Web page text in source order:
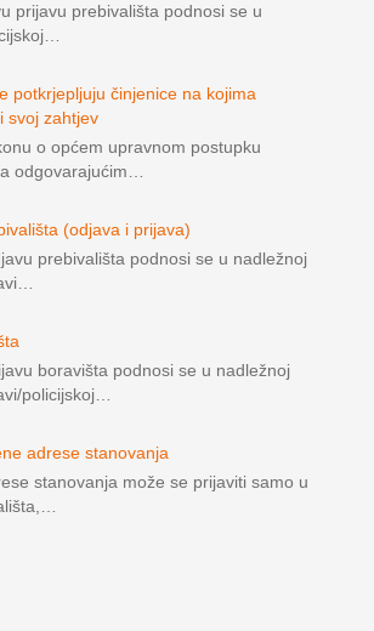
prijavu prebivališta podnosi se u
potkrjepljuju činjenice na kojima
svoj zahtjev
o općem upravnom postupku
odgovarajućim…
(odjava i prijava)
prebivališta podnosi se u nadležnoj
boravišta podnosi se u nadležnoj
policijskoj…
adrese stanovanja
stanovanja može se prijaviti samo u